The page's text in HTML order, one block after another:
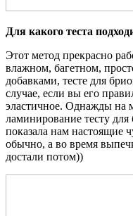
Для какого теста
Этот метод прекрасно
влажном, багетном,
добавками, тесте для
случае, если вы его
эластичное. Однажды на
ламинирование тесту
показала нам настоящие
обычно, а во время
достали потом))